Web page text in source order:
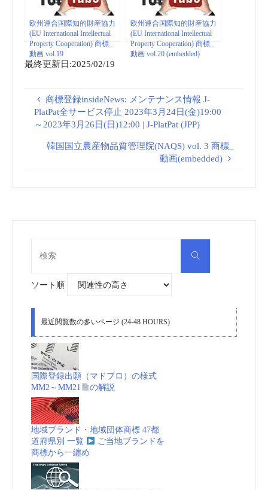
欧州連合国際知的財産協力
(EU International Intellectual
Property Cooperation) 商標_
動画 vol.19
(embedded/playlist)
欧州連合国際知的財産協力
(EU International Intellectual
Property Cooperation) 商標_
動画 vol.20 (embedded)
最終更新日:2025/02/19
商標登録insideNews: メンテナンス情報 J-
PlatPat全サービス停止 2023年3月24日(金)19:00
～2023年3月26日(日)12:00 | J-PlatPat (JPP)
韓国国立農産物品質管理院(NAQS) vol. 3 商標_
動画(embedded)
検
ソート順
最近閲覧数の多いページ (24-48 HOURS)
国際登録出願（マドプロ）の様式
MM2～MM21
の解説
地域ブランド・地域団体商標 47都
道府県別 一覧
ご当地ブランドを
商標から一纏め